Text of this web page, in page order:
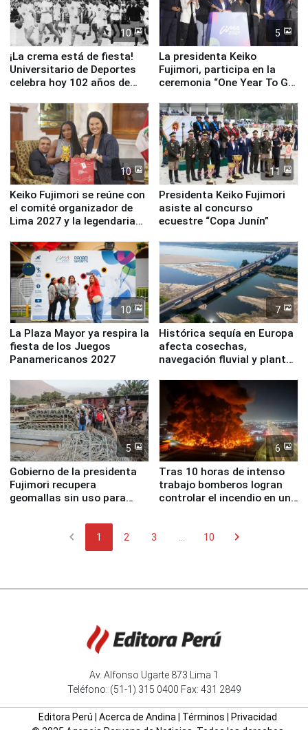
10
¡La crema está de fiesta!
Universitario de Deportes
celebra hoy 102 años de
5
La presidenta Keiko
Fujimori, participa en la
ceremonia “One Year To Go
10
Keiko Fujimori se reúne con
el comité organizador de
Lima 2027 y la legendaria
11
Presidenta Keiko Fujimori
asiste al concurso
ecuestre “Copa Junín”
10
La Plaza Mayor ya respira la
fiesta de los Juegos
Panamericanos 2027
7
Histórica sequía en Europa
afecta cosechas,
navegación fluvial y plantas
5
Gobierno de la presidenta
Fujimori recupera
geomallas sin uso para
Fenómeno El Niño
6
Tras 10 horas de intenso
trabajo bomberos logran
controlar el incendio en una
chevron_left 1 2 3 ... 10 chevron_right
Av. Alfonso Ugarte 873 Lima 1
Teléfono: (51-1) 315 0400 Fax: 431 2849
Editora Perú Acerca de Andina Términos
Privacidad